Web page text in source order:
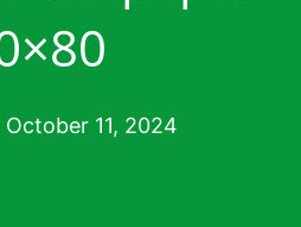
October 11, 2024